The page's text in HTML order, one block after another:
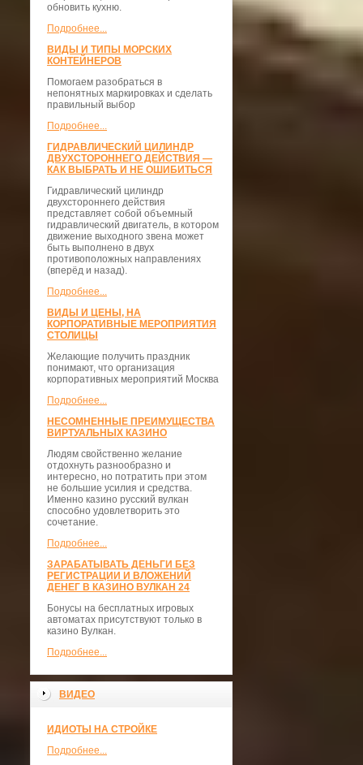
обновить кухню.
Подробнее...
ВИДЫ И ТИПЫ МОРСКИХ
КОНТЕЙНЕРОВ
Помогаем разобраться в
непонятных маркировках и сделать
правильный выбор
Подробнее...
ГИДРАВЛИЧЕСКИЙ ЦИЛИНДР
ДВУХСТОРОННЕГО ДЕЙСТВИЯ —
КАК ВЫБРАТЬ И НЕ ОШИБИТЬСЯ
Гидравлический цилиндр
двухстороннего действия
представляет собой объемный
гидравлический двигатель, в котором
движение выходного звена может
быть выполнено в двух
противоположных направлениях
(вперёд и назад).
Подробнее...
ВИДЫ И ЦЕНЫ, НА
КОРПОРАТИВНЫЕ МЕРОПРИЯТИЯ
СТОЛИЦЫ
Желающие получить праздник
понимают, что организация
корпоративных мероприятий Москва
Подробнее...
НЕСОМНЕННЫЕ ПРЕИМУЩЕСТВА
ВИРТУАЛЬНЫХ КАЗИНО
Людям свойственно желание
отдохнуть разнообразно и
интересно, но потратить при этом
не большие усилия и средства.
Именно казино русский вулкан
способно удовлетворить это
сочетание.
Подробнее...
ЗАРАБАТЫВАТЬ ДЕНЬГИ БЕЗ
РЕГИСТРАЦИИ И ВЛОЖЕНИЙ
ДЕНЕГ В КАЗИНО ВУЛКАН 24
Бонусы на бесплатных игровых
автоматах присутствуют только в
казино Вулкан.
Подробнее...
ВИДЕО
ИДИОТЫ НА СТРОЙКЕ
Подробнее...